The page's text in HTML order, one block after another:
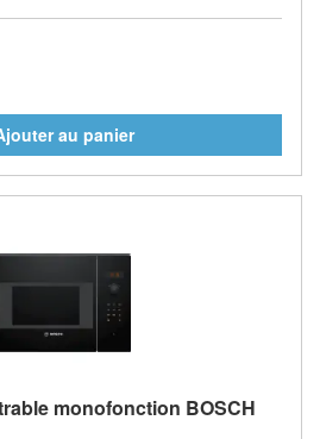
au panier
monofonction BOSCH